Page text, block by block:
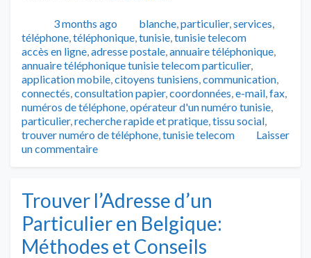
Publié3 months ago Catégories
blanche,particulier,services,
téléphone,téléphonique,tunisie,tunisie telecom
accès en ligne,adresse postale,annuaire téléphonique,
annuaire téléphonique tunisie telecom particulier,
application mobile,citoyens tunisiens,communication,
connectés,consultation papier,coordonnées,e-mail,fax,
numéros de téléphone,opérateur d'un numéro tunisie,
particulier,recherche rapide et pratique,tissu social,
trouver numéro de téléphone,tunisie telecom
Laisser
un commentaire
Trouver l’Adresse d’un
Particulier en Belgique:
Méthodes et Conseils